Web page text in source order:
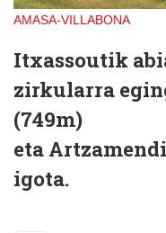
AMASA-VILLABONA
Itxassoutik
zirkularra
(749m)
eta
igota.